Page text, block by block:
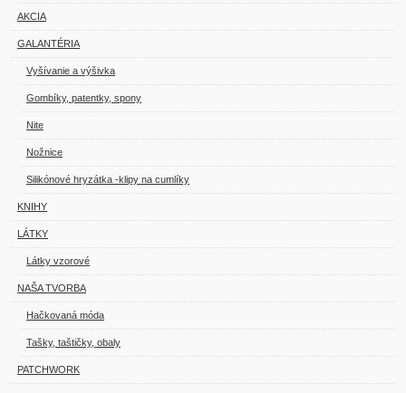
AKCIA
GALANTÉRIA
Vyšívanie a výšivka
Gombíky, patentky, spony
Nite
Nožnice
Silikónové hryzátka -klipy na cumlíky
KNIHY
LÁTKY
Látky vzorové
NAŠA TVORBA
Hačkovaná móda
Tašky, taštičky, obaly
PATCHWORK